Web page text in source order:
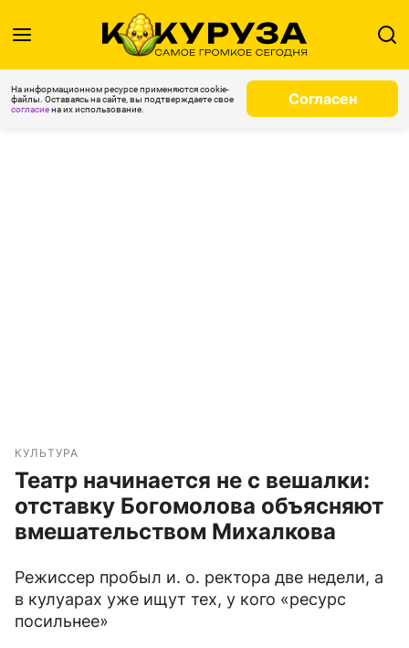
На информационном ресурсе применяются cookie-
файлы. Оставаясь на сайте, вы подтверждаете свое
согласиена их использование.
Согласен
КУЛЬТУРА
Театр начинается не с вешалки:
отставку Богомолова объясняют
вмешательством Михалкова
Режиссер пробыл и. о. ректора две недели, а
в кулуарах уже ищут тех, у кого «ресурс
посильнее»